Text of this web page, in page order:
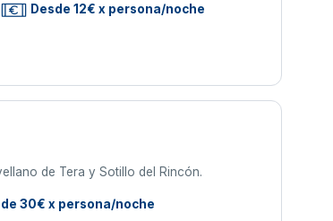
Desde 12€ x persona/noche
de Tera y Sotillo del Rincón.
30€ x persona/noche